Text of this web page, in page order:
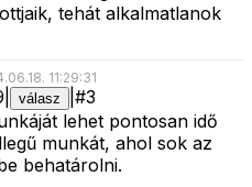
tehát alkalmatlanok
11:29:31
válasz #3
lehet pontosan idő
munkát, ahol sok az
behatárolni.